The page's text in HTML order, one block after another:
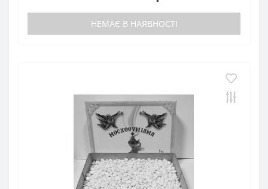
НЕМАЄ В НАЯВНОСТІ